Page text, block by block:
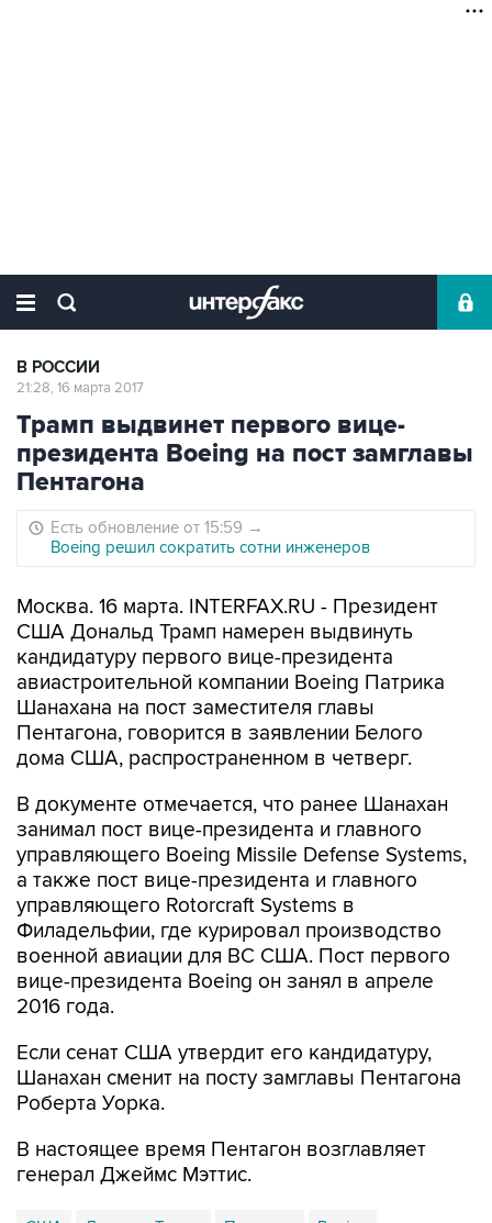
В РОССИИ
21:28, 16 марта 2017
Трамп выдвинет первого вице-
президента Boeing на пост замглавы
Пентагона
Есть обновление от 15:59 →
Boeing решил сократить сотни инженеров
Москва. 16 марта. INTERFAX.RU - Президент
США Дональд Трамп намерен выдвинуть
кандидатуру первого вице-президента
авиастроительной компании Boeing Патрика
Шанахана на пост заместителя главы
Пентагона, говорится в заявлении Белого
дома США, распространенном в четверг.
В документе отмечается, что ранее Шанахан
занимал пост вице-президента и главного
управляющего Boeing Missile Defense Systems,
а также пост вице-президента и главного
управляющего Rotorcraft Systems в
Филадельфии, где курировал производство
военной авиации для ВС США. Пост первого
вице-президента Boeing он занял в апреле
2016 года.
Если сенат США утвердит его кандидатуру,
Шанахан сменит на посту замглавы Пентагона
Роберта Уорка.
В настоящее время Пентагон возглавляет
генерал Джеймс Мэттис.